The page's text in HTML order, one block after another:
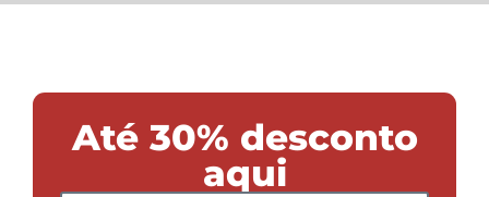
Até 30% desconto
aqui